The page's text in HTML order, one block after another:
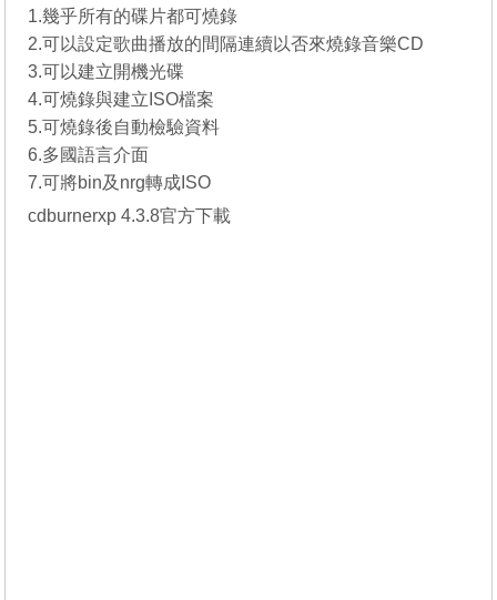
1.幾乎所有的碟片都可燒錄
2.可以設定歌曲播放的間隔連續以否來燒錄音樂CD
3.可以建立開機光碟
4.可燒錄與建立ISO檔案
5.可燒錄後自動檢驗資料
6.多國語言介面
7.可將bin及nrg轉成ISO
cdburnerxp 4.3.8官方下載